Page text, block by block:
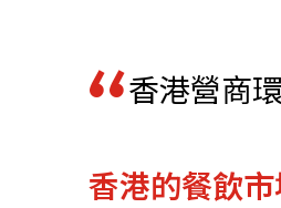
關聯網站
香港營商
香港的餐飲